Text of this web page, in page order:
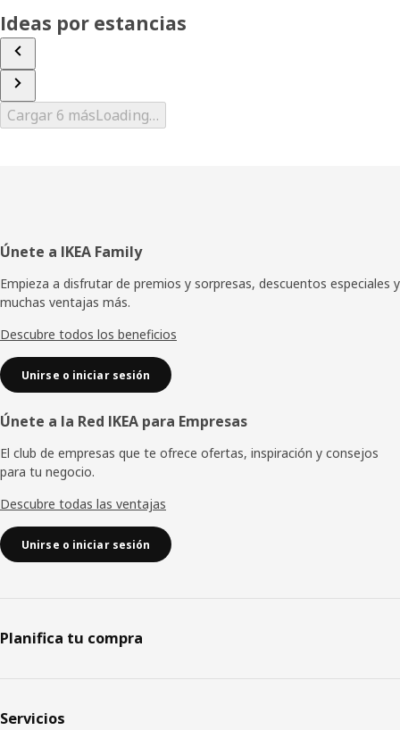
Ideas por estancias
Cargar 6 másLoading…
Pie
de
página
Únete a IKEA Family
Empieza a disfrutar de premios y sorpresas, descuentos especiales y
muchas ventajas más.
Descubre todos los beneficios
Unirse o iniciar sesión
Únete a la Red IKEA para Empresas
El club de empresas que te ofrece ofertas, inspiración y consejos
para tu negocio.
Descubre todas las ventajas
Unirse o iniciar sesión
Planifica tu compra
Servicios